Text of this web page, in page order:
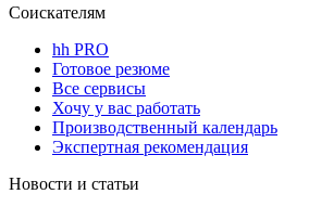
Соискателям
hh PRO
Готовое резюме
Все сервисы
Хочу у вас работать
Производственный календарь
Экспертная рекомендация
Новости и статьи